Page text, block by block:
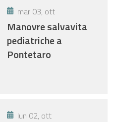
mar 03, ott
Manovre salvavita
pediatriche a
Pontetaro
lun 02, ott